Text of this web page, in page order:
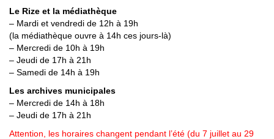
Le Rize et la médiathèque
– Mardi et vendredi de 12h à 19h
(la médiathèque ouvre à 14h ces jours-là)
– Mercredi de 10h à 19h
– Jeudi de 17h à 21h
– Samedi de 14h à 19h
Les archives municipales
– Mercredi de 14h à 18h
– Jeudi de 17h à 21h
Attention, les horaires changent pendant l’été (du 7 juillet au 29